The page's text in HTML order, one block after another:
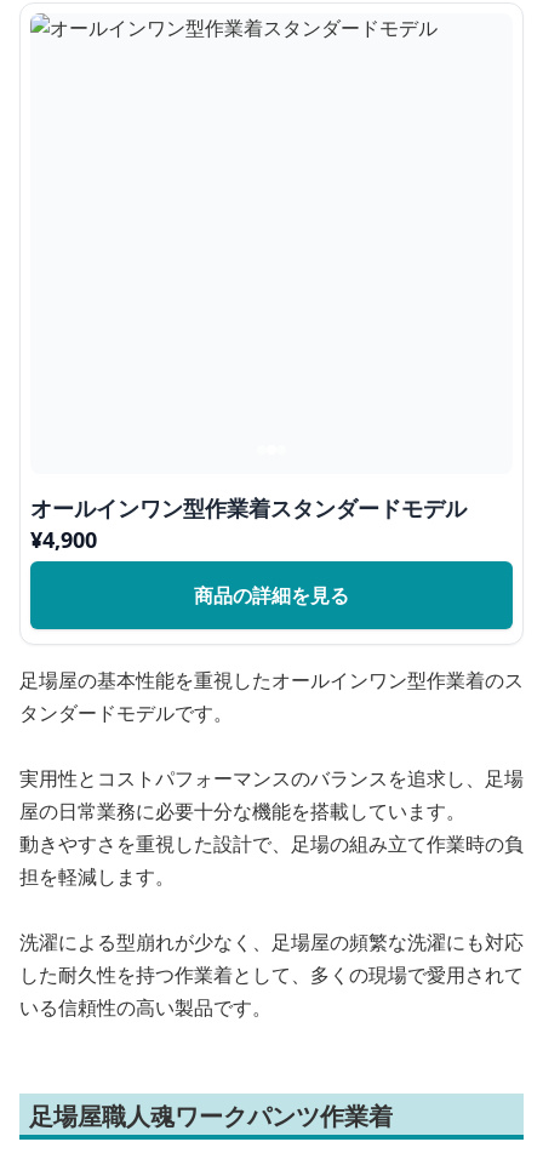
オールインワン型作業着スタンダードモデル
¥4,900
商品の詳細を見る
足場屋の基本性能を重視したオールインワン型作業着のス
タンダードモデルです。
実用性とコストパフォーマンスのバランスを追求し、足場
屋の日常業務に必要十分な機能を搭載しています。
動きやすさを重視した設計で、足場の組み立て作業時の負
担を軽減します。
洗濯による型崩れが少なく、足場屋の頻繁な洗濯にも対応
した耐久性を持つ作業着として、多くの現場で愛用されて
いる信頼性の高い製品です。
足場屋職人魂ワークパンツ作業着